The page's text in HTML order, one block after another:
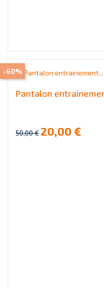
Pantalon
50,00 € 20,00 €
-60%